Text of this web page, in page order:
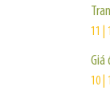
11 |
Giá
10 |